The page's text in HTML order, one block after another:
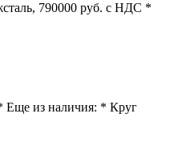
790000 руб. с НДС *
Еще из наличия: * Круг